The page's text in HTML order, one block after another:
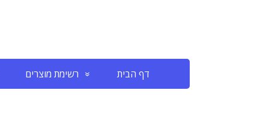
רשימת מוצרים דף הבית